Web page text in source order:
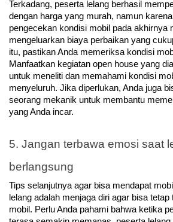
Terkadang, peserta lelang berhasil
dengan harga yang murah, namun
pengecekan kondisi mobil pada akhirnya
mengeluarkan biaya perbaikan yang
itu, pastikan Anda memeriksa kondisi
Manfaatkan kegiatan open house yang
untuk meneliti dan memahami kondisi
menyeluruh. Jika diperlukan, Anda juga
seorang mekanik untuk membantu
yang Anda incar.
5. Jangan terbawa emosi saat
berlangsung
Tips selanjutnya agar bisa mendapat
lelang adalah menjaga diri agar bisa
mobil. Perlu Anda pahami bahwa ketika